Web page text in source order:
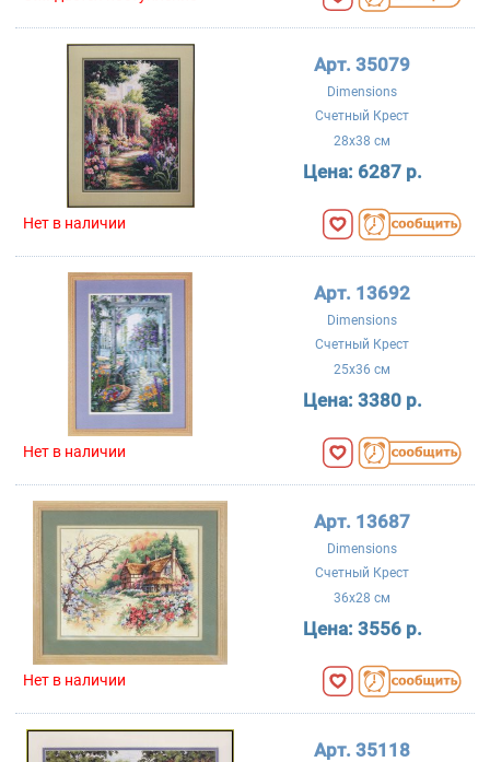
Арт. 35079
Dimensions
Счетный Крест
28x38 см
Цена: 6287 р.
Нет в наличии
Арт. 13692
Dimensions
Счетный Крест
25x36 см
Цена: 3380 р.
Нет в наличии
Арт. 13687
Dimensions
Счетный Крест
36x28 см
Цена: 3556 р.
Нет в наличии
Арт. 35118